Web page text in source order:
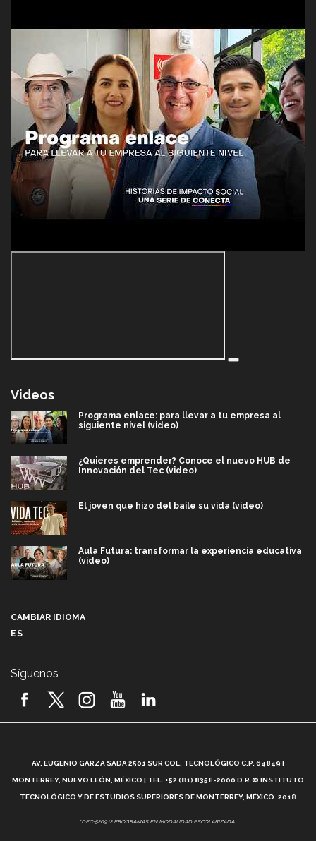
Videos
Programa enlace: para llevar a tu empresa al
siguiente nivel (video)
¿Quieres emprender? Conoce el nuevo HUB de
Innovación del Tec (video)
El joven que hizo del baile su vida (video)
Aula Futura: transformar la experiencia educativa
(video)
2026! (video)
¿Cómo es el Modelo Educativo Tec? (video)
Vida Tec: Feminismo e Inteligencia Artificial, Paola
CAMBIAR IDIOMA
ES
Síguenos
AV. EUGENIO GARZA SADA 2501 SUR COL. TECNOLÓGICO C.P. 64849 |
MONTERREY, NUEVO LEÓN, MÉXICO | TEL. +52 (81) 8358-2000 D.R.© INSTITUTO
TECNOLÓGICO Y DE ESTUDIOS SUPERIORES DE MONTERREY, MÉXICO. 2018
*DEC-520912 PROGRAMAS EN MODALIDAD ESCOLARIZADA.